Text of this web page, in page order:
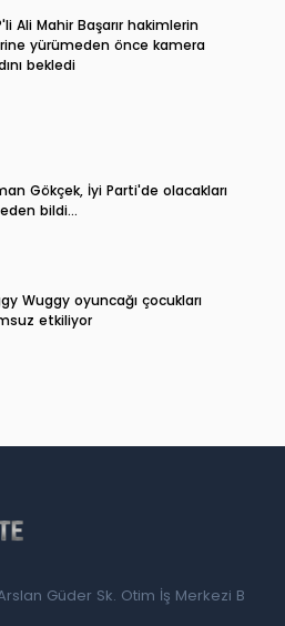
Ali Mahir Başarır hakimlerin
yürümeden önce kamera
bekledi
Gökçek, İyi Parti'de olacakları
bildi...
Wuggy oyuncağı çocukları
etkiliyor
Güder Sk. Otim İş Merkezi B